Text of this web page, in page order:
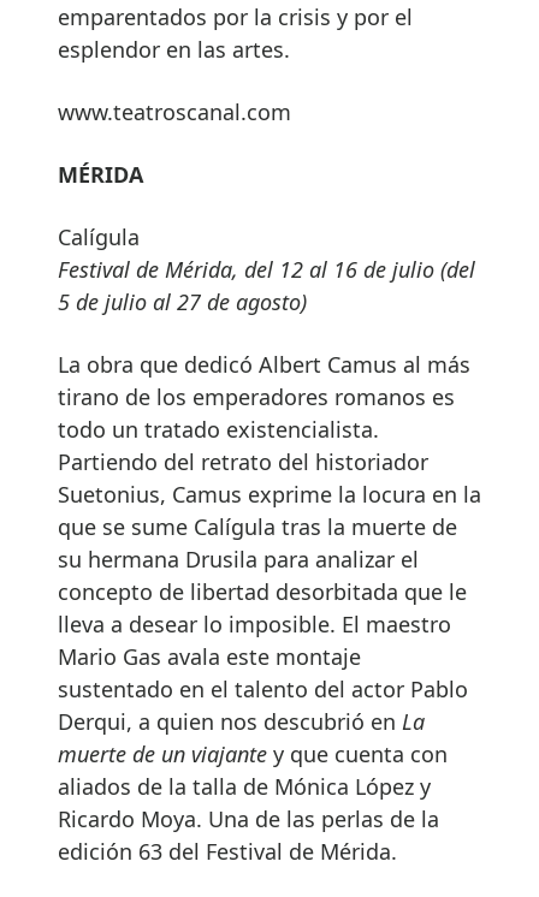
emparentados por la crisis y por el
esplendor en las artes.
www.teatroscanal.com
MÉRIDA
Calígula
Festival de Mérida, del 12 al 16 de julio (del
5 de julio al 27 de agosto)
La obra que dedicó Albert Camus al más
tirano de los emperadores romanos es
todo un tratado existencialista.
Partiendo del retrato del historiador
Suetonius, Camus exprime la locura en la
que se sume Calígula tras la muerte de
su hermana Drusila para analizar el
concepto de libertad desorbitada que le
lleva a desear lo imposible. El maestro
Mario Gas avala este montaje
sustentado en el talento del actor Pablo
Derqui, a quien nos descubrió en La
muerte de un viajante y que cuenta con
aliados de la talla de Mónica López y
Ricardo Moya. Una de las perlas de la
edición 63 del Festival de Mérida.